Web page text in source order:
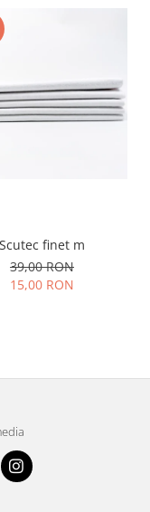
Scutec finet m
39,00 RON
15,00 RON